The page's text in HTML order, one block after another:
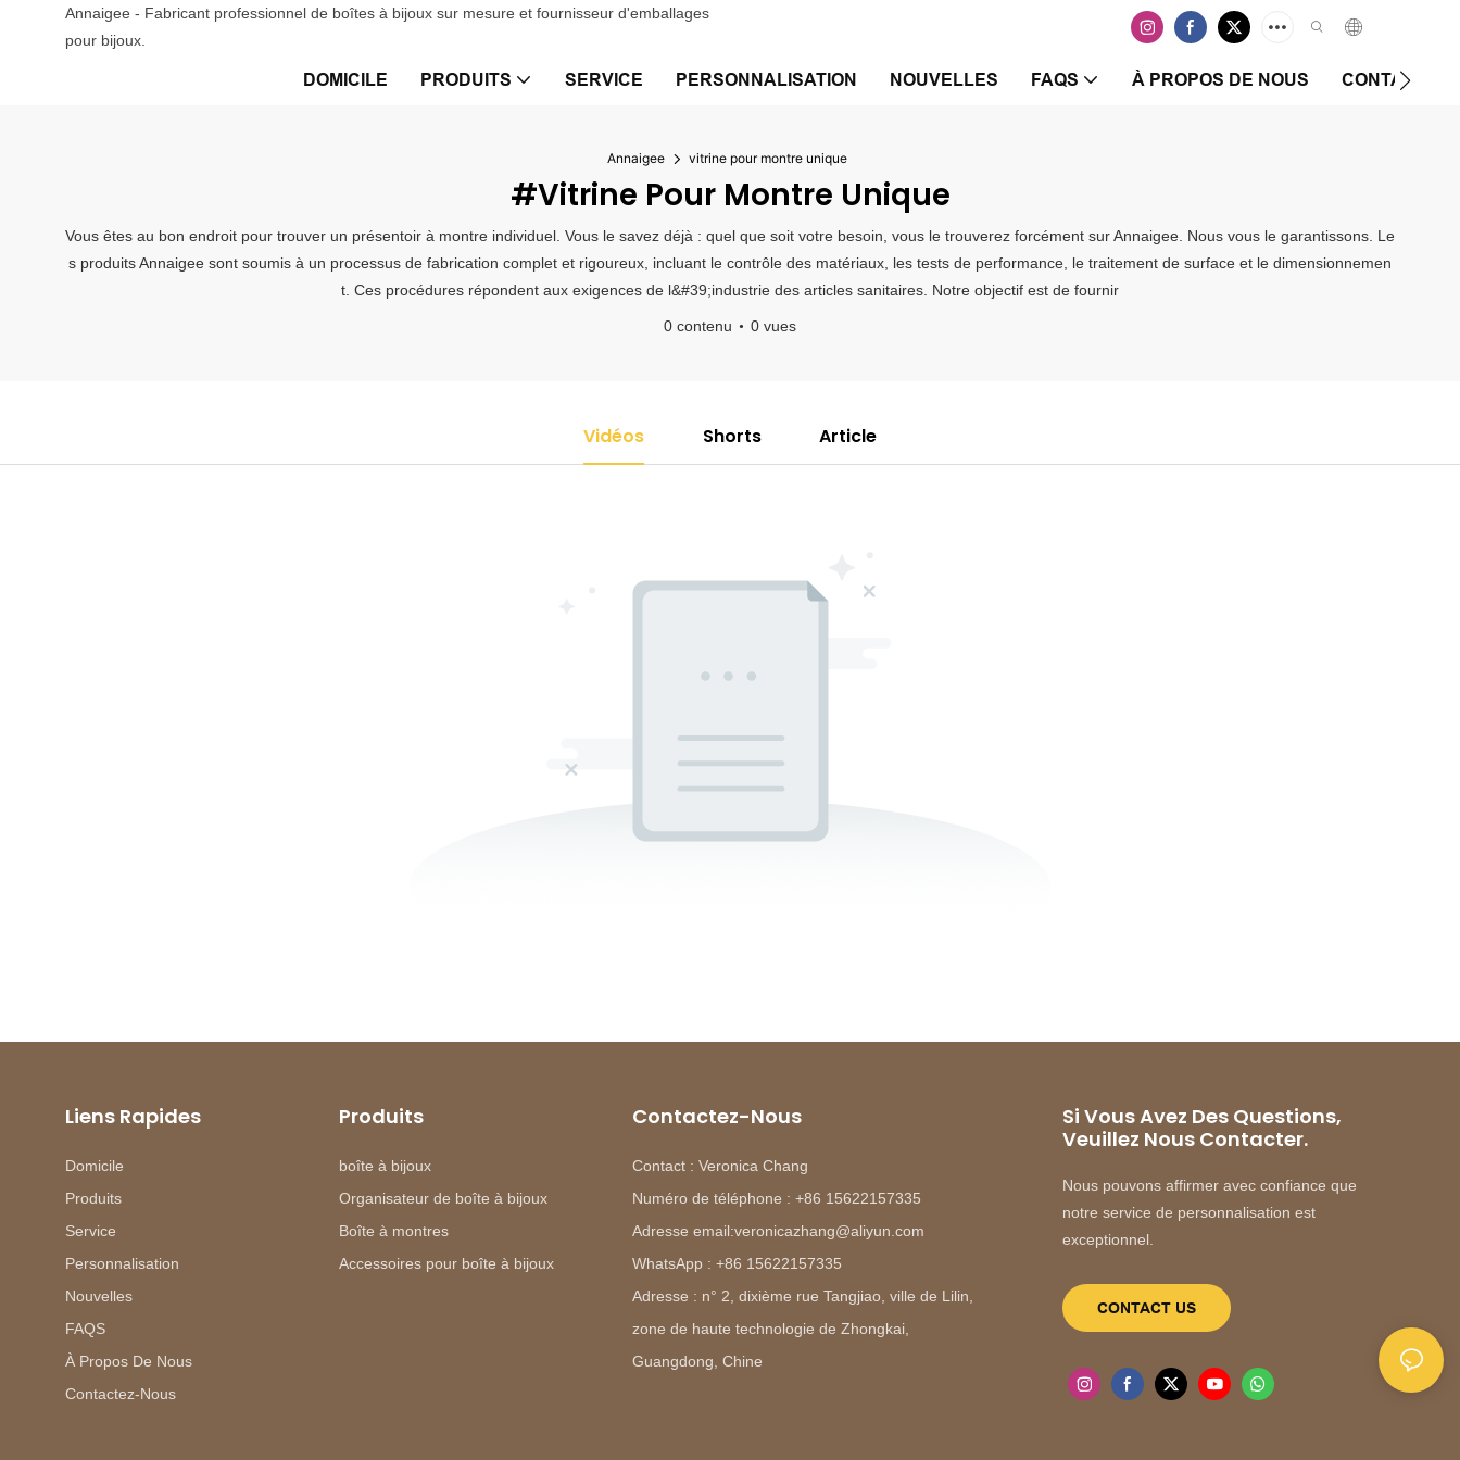
Annaigee - Fabricant professionnel de boîtes à bijoux sur mesure et fournisseur d'emballages
pour bijoux.
DOMICILE PRODUITS SERVICE PERSONNALISATION NOUVELLES FAQS À PROPOS DE NOUS CONTACTEZ-
Annaigee vitrine pour montre unique
#vitrine Pour Montre Unique
Vous êtes au bon endroit pour trouver un présentoir à montre individuel. Vous le savez déjà : quel que soit votre besoin, vous le trouverez forcément sur Annaigee. Nous vous le garantissons. Le
s produits Annaigee sont soumis à un processus de fabrication complet et rigoureux, incluant le contrôle des matériaux, les tests de performance, le traitement de surface et le dimensionnemen
t. Ces procédures répondent aux exigences de l&#39;industrie des articles sanitaires. Notre objectif est de fournir
0 contenu 0 vues
Vidéos Shorts Article
Liens Rapides
Domicile
Produits
Service
Personnalisation
Nouvelles
FAQS
À Propos De Nous
Contactez-Nous
Produits
boîte à bijoux
Organisateur de boîte à bijoux
Boîte à montres
Accessoires pour boîte à bijoux
Contactez-Nous
Contact : Veronica Chang
Numéro de téléphone : +86 15622157335
Adresse email:veronicazhang@aliyun.com
WhatsApp : +86 15622157335
Adresse : n° 2, dixième rue Tangjiao, ville de Lilin,
zone de haute technologie de Zhongkai,
Guangdong, Chine
Si Vous Avez Des Questions,
Veuillez Nous Contacter.
Nous pouvons affirmer avec confiance que
notre service de personnalisation est
exceptionnel.
CONTACT US